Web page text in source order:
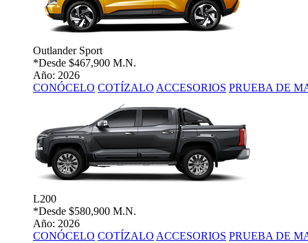
Outlander Sport
*Desde $467,900 M.N.
Año: 2026
CONÓCELO COTÍZALO ACCESORIOS PRUEBA DE
L200
*Desde $580,900 M.N.
Año: 2026
CONÓCELO COTÍZALO ACCESORIOS PRUEBA DE